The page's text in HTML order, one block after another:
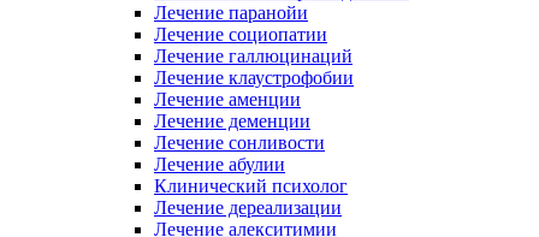
Лечение паранойи
Лечение социопатии
Лечение галлюцинаций
Лечение клаустрофобии
Лечение аменции
Лечение деменции
Лечение сонливости
Лечение абулии
Клинический психолог
Лечение дереализации
Лечение алекситимии